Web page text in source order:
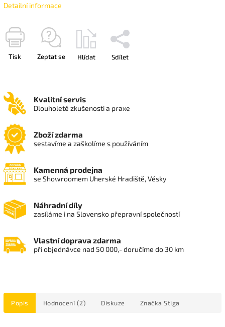
Detailní informace
Tisk Zeptat se Hlídat Sdílet
Kvalitní servis
Dlouholeté zkušenosti a praxe
Zboží zdarma
sestavíme a zaškolíme s používáním
Kamenná prodejna
se Showroomem Uherské Hradiště, Vésky
Náhradní díly
zasíláme i na Slovensko přepravní společností
Vlastní doprava zdarma
při objednávce nad 50 000,- doručíme do 30 km
Popis Hodnocení (2) Diskuze Značka Stiga